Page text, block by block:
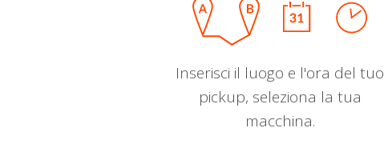
Inserisci il luogo e l'ora del tuo
pickup, seleziona la tua
macchina.